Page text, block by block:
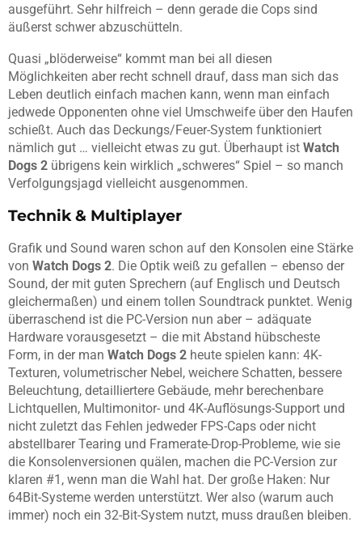
ausgeführt. Sehr hilfreich – denn gerade die Cops sind
äußerst schwer abzuschütteln.
Quasi „blöderweise“ kommt man bei all diesen
Möglichkeiten aber recht schnell drauf, dass man sich das
Leben deutlich einfach machen kann, wenn man einfach
jedwede Opponenten ohne viel Umschweife über den Haufen
schießt. Auch das Deckungs/Feuer-System funktioniert
nämlich gut … vielleicht etwas zu gut. Überhaupt ist Watch
Dogs 2 übrigens kein wirklich „schweres“ Spiel – so manch
Verfolgungsjagd vielleicht ausgenommen.
Technik & Multiplayer
Grafik und Sound waren schon auf den Konsolen eine Stärke
von Watch Dogs 2. Die Optik weiß zu gefallen – ebenso der
Sound, der mit guten Sprechern (auf Englisch und Deutsch
gleichermaßen) und einem tollen Soundtrack punktet. Wenig
überraschend ist die PC-Version nun aber – adäquate
Hardware vorausgesetzt – die mit Abstand hübscheste
Form, in der man Watch Dogs 2 heute spielen kann: 4K-
Texturen, volumetrischer Nebel, weichere Schatten, bessere
Beleuchtung, detailliertere Gebäude, mehr berechenbare
Lichtquellen, Multimonitor- und 4K-Auflösungs-Support und
nicht zuletzt das Fehlen jedweder FPS-Caps oder nicht
abstellbarer Tearing und Framerate-Drop-Probleme, wie sie
die Konsolenversionen quälen, machen die PC-Version zur
klaren #1, wenn man die Wahl hat. Der große Haken: Nur
64Bit-Systeme werden unterstützt. Wer also (warum auch
immer) noch ein 32-Bit-System nutzt, muss draußen bleiben.